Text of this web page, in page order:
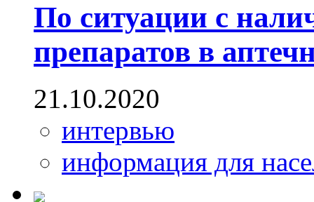
По ситуации с
препаратов в
21.10.2020
интервью
информация для